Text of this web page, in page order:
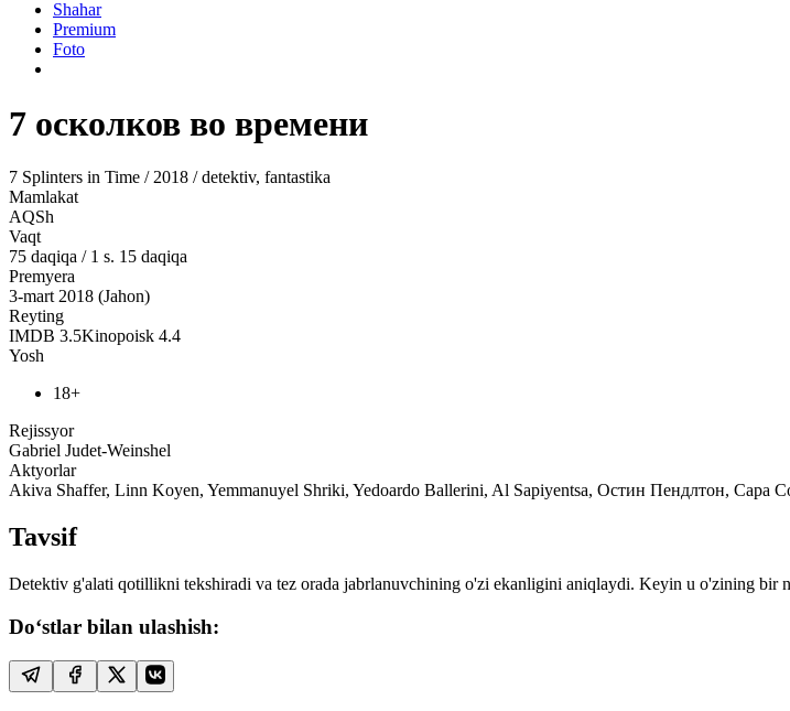
Shahar
Premium
Foto
7 осколков во времени
7 Splinters in Time / 2018 / detektiv, fantastika
Mamlakat
AQSh
Vaqt
75 daqiqa / 1 s. 15 daqiqa
Premyera
3-mart 2018 (Jahon)
Reyting
IMDB 3.5Kinopoisk 4.4
Yosh
18+
Rejissyor
Gabriel Judet-Weinshel
Aktyorlar
Akiva Shaffer, Linn Koyen, Yemmanuyel Shriki, Yedoardo Ballerini, Al Sapiyentsa, Остин Пендлтон,
Tavsif
Detektiv g'alati qotillikni tekshiradi va tez orada jabrlanuvchining o'zi ekanligini aniqlaydi. Keyin u o'zining bir
Do‘stlar bilan ulashish: